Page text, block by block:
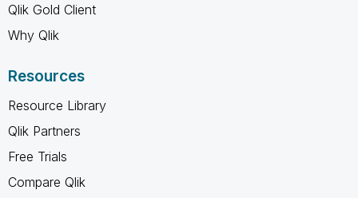
Qlik Gold Client
Why Qlik
Resources
Resource Library
Qlik Partners
Free Trials
Compare Qlik